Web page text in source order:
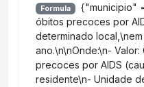
Formula
{"municipio"
óbitos precoces por
determinado
ano.\n\nOnde:\n-
precoces por AIDS
residente\n- Unidade